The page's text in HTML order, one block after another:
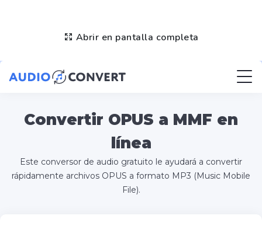
Abrir en pantalla completa